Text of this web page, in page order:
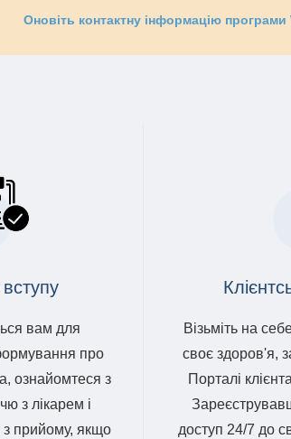
Оновіть контактну інформацію
вам для
про
ознайомтеся з
з лікарем і
з прийому, якщо
Візьміть на
своє здоров'я,
Порталі
доступ 24/7 до